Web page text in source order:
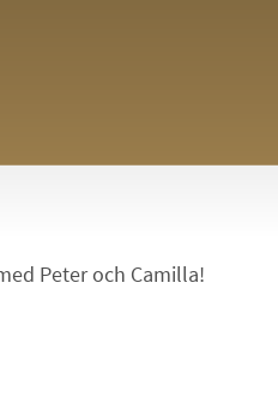
Peter och Camilla!